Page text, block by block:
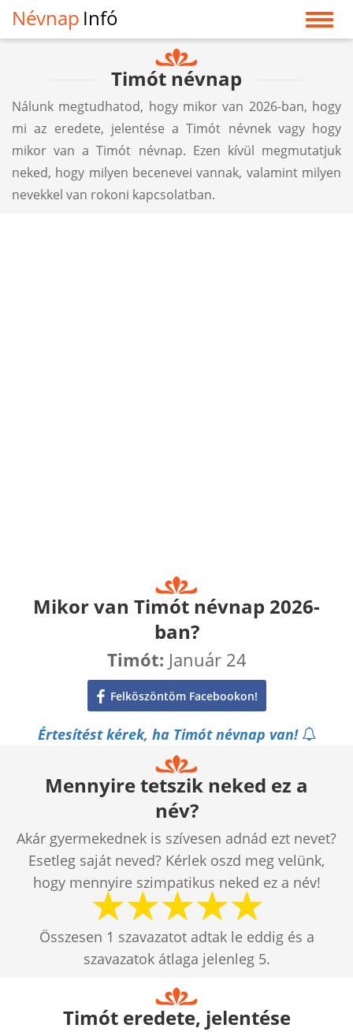
Névnap Infó
Timót névnap
Nálunk megtudhatod, hogy mikor van 2026-ban, hogy
mi az eredete, jelentése a Timót névnek vagy hogy
mikor van a Timót névnap. Ezen kívül megmutatjuk
neked, hogy milyen becenevei vannak, valamint milyen
nevekkel van rokoni kapcsolatban.
Mikor van Timót névnap 2026-
ban?
Timót: Január 24
Felköszöntöm Facebookon!
Értesítést kérek, ha Timót névnap van!
Mennyire tetszik neked ez a
név?
Akár gyermekednek is szívesen adnád ezt nevet?
Esetleg saját neved? Kérlek oszd meg velünk,
hogy mennyire szimpatikus neked ez a név!
Összesen 1 szavazatot adtak le eddig és a
szavazatok átlaga jelenleg 5.
Timót eredete, jelentése